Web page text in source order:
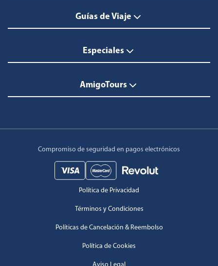
Guías de Viaje
Especiales
AmigoTours
Compromiso de seguridad en pagos electrónicos
Política de Privacidad
Términos y Condiciones
Políticas de Cancelación & Reembolso
Política de Cookies